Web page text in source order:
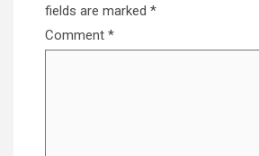
fields are marked *
Comment *